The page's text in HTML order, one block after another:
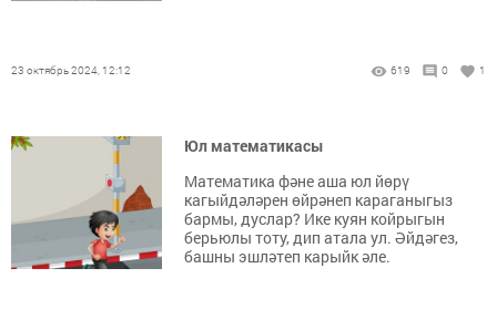
23 октябрь 2024, 12:12 619 0 1
Юл математикасы
Математика фәне аша юл йөрү
кагыйдәләрен өйрәнеп караганыгыз
бармы, дуслар? Ике куян койрыгын
берьюлы тоту, дип атала ул. Әйдәгез,
башны эшләтеп карыйк әле.